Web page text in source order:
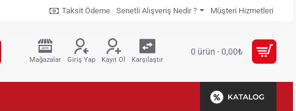
Taksit Ödeme Senetli Alışveriş Nedir ? Müşteri Hizmetleri
Mağazalar Giriş Yap Kayıt Ol Karşılaştır
0 ürün - 0,00₺
KATALOG